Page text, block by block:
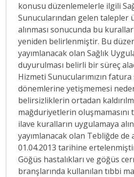
konusu düzenlemelerle ilgili
Sunucularından gelen talepler
alınması sonucunda bu
yeniden belirlenmiştir. Bu
yayımlanacak olan Sağlık
duyurulması belirli bir süreç
Hizmeti Sunucularımızın
dönemlerine yetişmemesi
belirsizliklerin ortadan
mağduriyetlerin oluşmamasını
ilave kuralların uygulamaya
yayımlanacak olan Tebliğde de
01.04.2013 tarihine
Göğüs hastalıkları ve göğüs
branşlarında kullanılan tıbbi